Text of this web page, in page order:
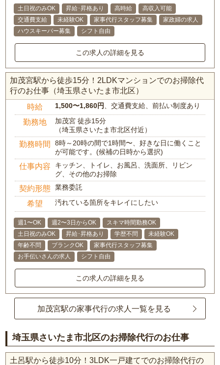
土日祝のみOK 昇給･昇格あり 高時給
高収入可能
交通費支給
未経験OK 家事代行スタッフ募集
家政婦の求人
ハウスキーパー募集
シフト自由
この求人の詳細を見る
加茂宮駅から徒歩15分！2LDKマンションでのお掃除代
行のお仕事（埼玉県さいたま市北区）
時給 1,500〜1,860円、交通費支給、前払い制度あり
勤務地
加茂宮 徒歩15分
（埼玉県さいたま市北区付近）
勤務時間
8時～20時の間で1時間〜、好きな日に働くこと
が可能です。(候補の日時から選択)
仕事内容
キッチン、トイレ、お風呂、洗面所、リビン
グ、その他のお掃除
契約形態 業務委託
希望 汚れている箇所をキレイにしたい
週1〜OK 週2〜3日からOK
スキマ時間勤務OK
土日祝のみOK
昇給･昇格あり 学歴不問
未経験OK
年齢不問
ブランクOK
家事代行スタッフ募集
お手伝いさんの求人
シフト自由
この求人の詳細を見る
加茂宮駅の家事代行の求人一覧を見る
埼玉県さいたま市北区のお掃除代行のお仕事
土呂駅から徒歩10分！3LDK一戸建てでのお掃除代行の